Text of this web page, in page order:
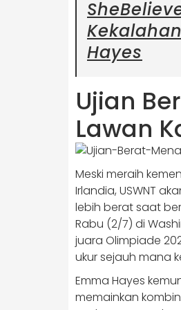
Hayes
Ujian
Lawan
Meski meraih
Irlandia, USWNT
lebih berat saat
Rabu (2/7) di
juara Olimpiade
ukur sejauh mana
Emma Hayes
memainkan